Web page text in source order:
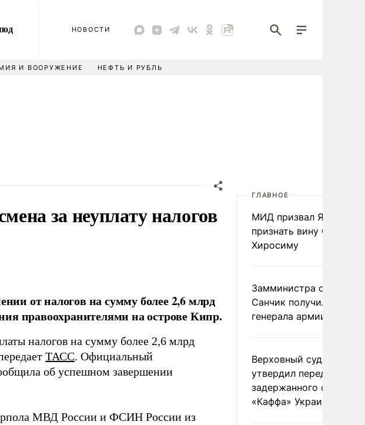
НОВОСТИ
И ВООРУЖЕНИЕ НЕФТЬ И РУБЛЬ
за неуплату налогов
от налогов на сумму более 2,6 млрд
правоохранителями на острове Кипр.
налогов на сумму более 2,6 млрд
ТАСС. Официальный
об успешном завершении
МВД России и ФСИН России из
ГЛАВНОЕ
МИД призвал Японию
признать вину США за
Хиросиму
Замминистра обороны
Санчик получил звание
генерала армии
Верховный суд Швеции
утвердил передачу
задержанного
«Каффа» Украине